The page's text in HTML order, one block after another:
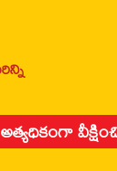
అత్యధికంగా